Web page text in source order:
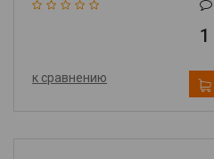
1
к сравнению